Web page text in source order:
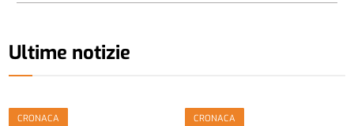
Ultime notizie
CRONACA CRONACA